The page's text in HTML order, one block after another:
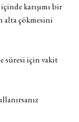
karışımı bir
alta çökmesini
süresi için vakit